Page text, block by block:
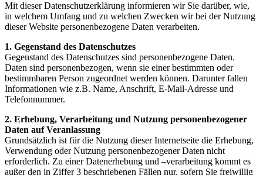
Mit dieser Datenschutzerklärung informieren wir Sie darüber, wie,
in welchem Umfang und zu welchen Zwecken wir bei der Nutzung
dieser Website personenbezogene Daten verarbeiten.
1. Gegenstand des Datenschutzes
Gegenstand des Datenschutzes sind personenbezogene Daten.
Daten sind personenbezogen, wenn sie einer bestimmten oder
bestimmbaren Person zugeordnet werden können. Darunter fallen
Informationen wie z.B. Name, Anschrift, E-Mail-Adresse und
Telefonnummer.
2. Erhebung, Verarbeitung und Nutzung personenbezogener
Daten auf Veranlassung
Grundsätzlich ist für die Nutzung dieser Internetseite die Erhebung,
Verwendung oder Nutzung personenbezogener Daten nicht
erforderlich. Zu einer Datenerhebung und –verarbeitung kommt es
außer den in Ziffer 3 beschriebenen Fällen nur, sofern Sie freiwillig